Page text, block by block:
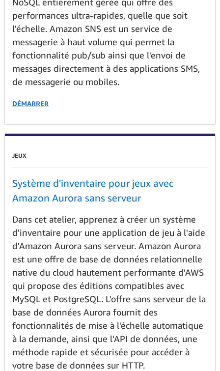
performances ultra-rapides, quelle que soit
l'échelle. Amazon SNS est un service de
messagerie à haut volume qui permet la
fonctionnalité pub/sub ainsi que l'envoi de
messages directement à des applications SMS,
de messagerie ou mobiles.
DÉMARRER
JEUX
Système d'inventaire pour jeux avec
Amazon Aurora sans serveur
Dans cet atelier, apprenez à créer un système
d'inventaire pour une application de jeu à l'aide
d'Amazon Aurora sans serveur. Amazon Aurora
est une offre de base de données relationnelle
native du cloud hautement performante d'AWS
qui propose des éditions compatibles avec
MySQL et PostgreSQL. L'offre sans serveur de la
base de données Aurora fournit des
fonctionnalités de mise à l'échelle automatique
à la demande, ainsi que l'API de données, une
méthode rapide et sécurisée pour accéder à
votre base de données sur HTTP.